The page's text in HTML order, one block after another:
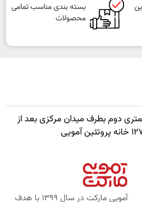
بسته بندی مناسب تمامی
محصولات
سیمتری دوم بطرف میدان مرکزی بعد از
آمویی مارکت در سال 1399 با هدف